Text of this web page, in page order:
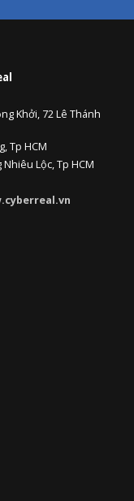
Khởi, 72 Lê Thánh
Tp HCM
Lộc, Tp HCM